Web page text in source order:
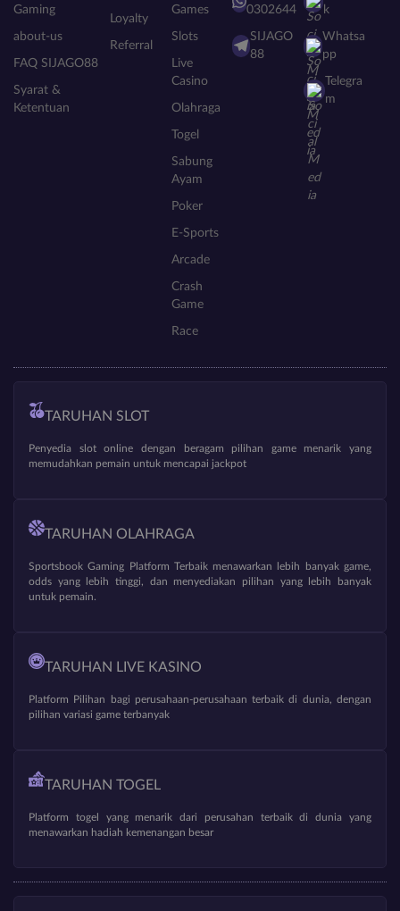
Gaming
about-us
FAQ SIJAGO88
Syarat &
Ketentuan
Loyalty
Referral
Games
Slots
Live
Casino
Olahraga
Togel
Sabung
Ayam
Poker
E-Sports
Arcade
Crash
Game
Race
0302644
SIJAGO
88
k
Whatsa
pp
Telegra
m
TARUHAN SLOT
Penyedia slot online dengan beragam pilihan game menarik yang
memudahkan pemain untuk mencapai jackpot
TARUHAN OLAHRAGA
Sportsbook Gaming Platform Terbaik menawarkan lebih banyak game,
odds yang lebih tinggi, dan menyediakan pilihan yang lebih banyak
untuk pemain.
TARUHAN LIVE KASINO
Platform Pilihan bagi perusahaan-perusahaan terbaik di dunia, dengan
pilihan variasi game terbanyak
TARUHAN TOGEL
Platform togel yang menarik dari perusahan terbaik di dunia yang
menawarkan hadiah kemenangan besar